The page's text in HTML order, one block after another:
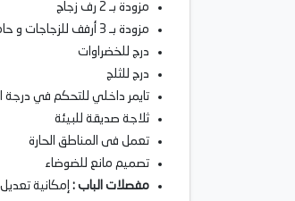
مزودة بـ 2 رف زجاج
مزودة بـ 3 أرفف للزجاجات و حامل للبيض
درج للخضراوات
درج للثلج
تايمر داخلي للتحكم في درجة
ثلاجة صديقة للبيئة
تعمل فى المناطق الحارة
تصميم مانع للضوضاء
مفصلات الباب : إمكانية